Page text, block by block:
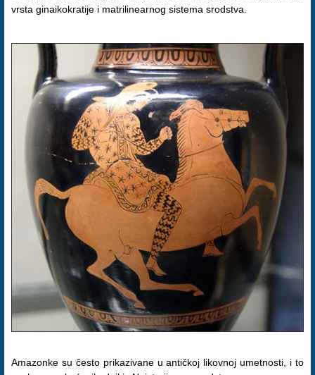
vrsta ginaikokratije i matrilinearnog sistema srodstva.
Amazonke su često prikazivane u antičkoj likovnoj umetnosti, i to